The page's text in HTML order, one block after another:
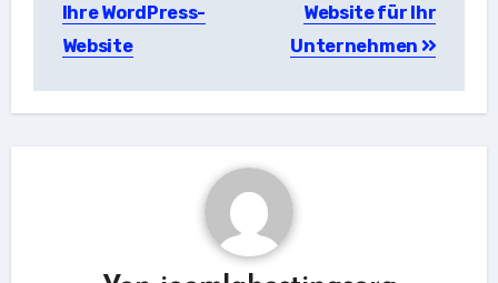
Ihre WordPress-
Website
Website für Ihr
Unternehmen